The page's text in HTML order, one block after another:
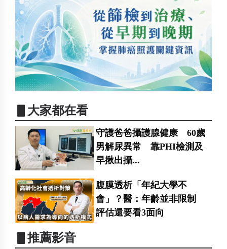
▋大家都在看
守護爸爸攝護腺健康 60歲
男解尿異常 靠PHI檢測及
早揪出攝...
腹膜透析「年紀大學不
會」？醫：年齡並非限制
評估還要看3面向
▋推薦影音